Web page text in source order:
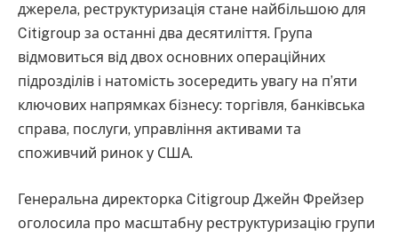
джерела, реструктуризація стане найбільшою для
Citigroup за останні два десятиліття. Група
відмовиться від двох основних операційних
підрозділів і натомість зосередить увагу на п’яти
ключових напрямках бізнесу: торгівля, банківська
справа, послуги, управління активами та
споживчий ринок у США.
Генеральна директорка Citigroup Джейн Фрейзер
оголосила про масштабну реструктуризацію групи